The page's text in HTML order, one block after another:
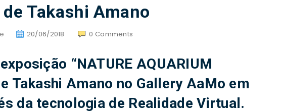
Takashi Amano
20/06/2018 0 Comments
“NATURE AQUARIUM
Takashi Amano no Gallery AaMo em
da tecnologia de Realidade Virtual.